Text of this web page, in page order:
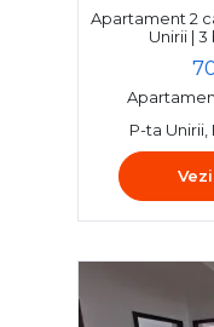
Apartament 2
Unirii |
P-ta